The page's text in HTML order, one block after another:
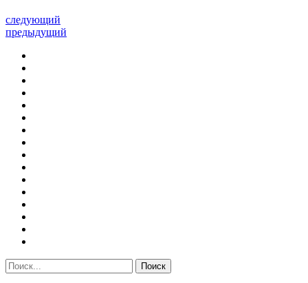
следующий
предыдущий